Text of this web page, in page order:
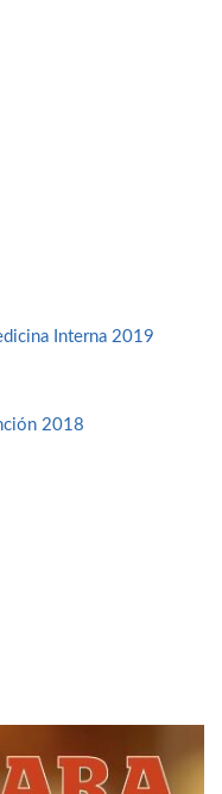
Interna 2019
2018